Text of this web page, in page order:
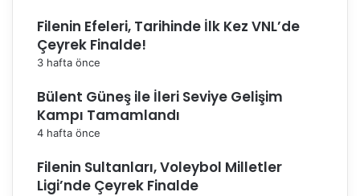
Filenin Efeleri, Tarihinde İlk Kez VNL’de
Çeyrek Finalde!
3 hafta önce
Bülent Güneş ile İleri Seviye Gelişim
Kampı Tamamlandı
4 hafta önce
Filenin Sultanları, Voleybol Milletler
Ligi’nde Çeyrek Finalde